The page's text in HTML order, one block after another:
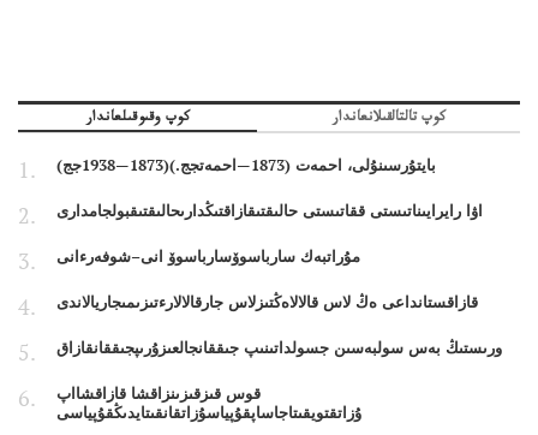
كوپ وقىوقىلعاندار كوپ تالتالقىلانعاندار
بايتۇرسىنۇلى، احمەت (1873—احمەتجج.)(1873—1938جج)
اۋا رايرايىناتىستى ققاتىستى حالىقتىقازاقتىڭدارىحالىقتىقبولجامدارى
مۇراتبەك سارباسوۆسارباسوۆ انى–شوفەرءانى
قازاقستانداعى ەڭ لاس قالالاەڭتىزلاس جارقالالارءتىزىمىجاريالاندى
ورىستىڭ بەس سولبەسىن جسولداتىنىپ جىققانجالعىزۇرىپجىققانقازاق
قوس قىزقىزىنزاقشا قازاقشااپ
ۇزاتقتويقىتاجاساپقۇپياسۇزاتقانقىتايدىڭقۇپياسى